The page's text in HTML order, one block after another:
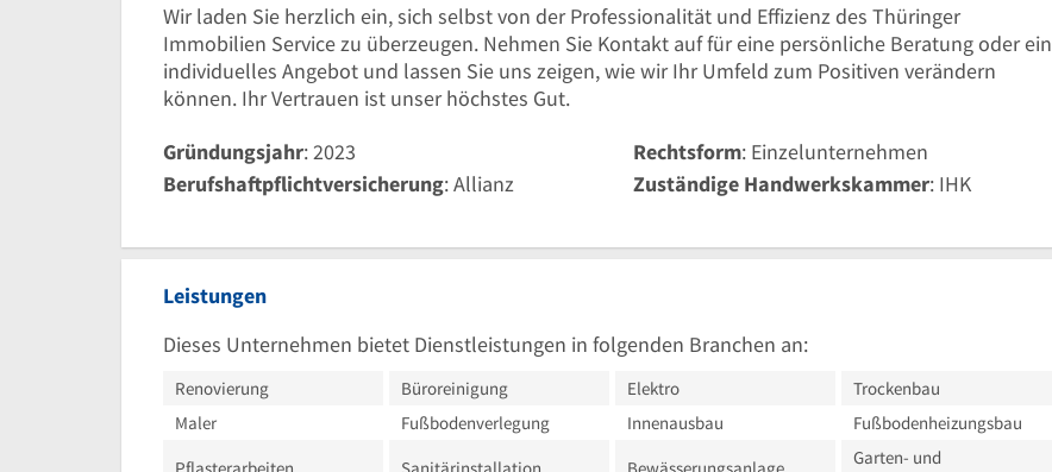
Wir laden Sie herzlich ein, sich selbst von der Professionalität und Effizienz des Thüringer
Immobilien Service zu überzeugen. Nehmen Sie Kontakt auf für eine persönliche Beratung oder ein
individuelles Angebot und lassen Sie uns zeigen, wie wir Ihr Umfeld zum Positiven verändern
können. Ihr Vertrauen ist unser höchstes Gut.
Gründungsjahr: 2023 Rechtsform: Einzelunternehmen
Berufshaftpflichtversicherung: Allianz Zuständige Handwerkskammer: IHK
Leistungen
Dieses Unternehmen bietet Dienstleistungen in folgenden Branchen an:
Renovierung Büroreinigung Elektro
Trockenbau
Maler
Fußbodenverlegung Innenausbau Fußbodenheizungsbau
Garten- und